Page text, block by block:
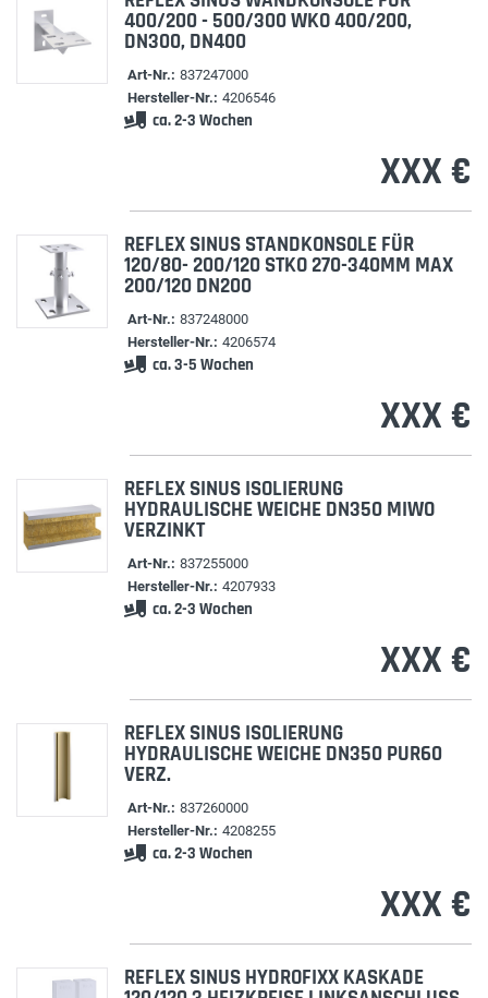
400/200 - 500/300 WKO 400/200,
DN300, DN400
Art-Nr.: 837247000
Hersteller-Nr.: 4206546
ca. 2-3 Wochen
XXX €
REFLEX SINUS STANDKONSOLE FÜR
120/80- 200/120 STKO 270-340MM MAX
200/120 DN200
Art-Nr.: 837248000
Hersteller-Nr.: 4206574
ca. 3-5 Wochen
XXX €
REFLEX SINUS ISOLIERUNG
HYDRAULISCHE WEICHE DN350 MIWO
VERZINKT
Art-Nr.: 837255000
Hersteller-Nr.: 4207933
ca. 2-3 Wochen
XXX €
REFLEX SINUS ISOLIERUNG
HYDRAULISCHE WEICHE DN350 PUR60
VERZ.
Art-Nr.: 837260000
Hersteller-Nr.: 4208255
ca. 2-3 Wochen
XXX €
REFLEX SINUS HYDROFIXX KASKADE